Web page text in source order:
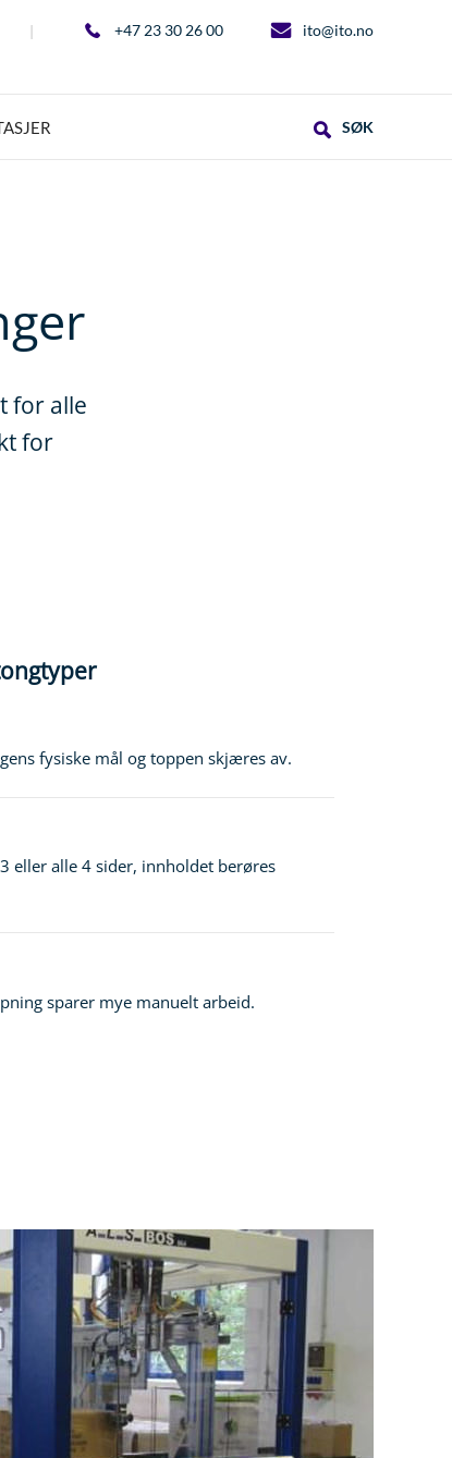
+47 23 30 26 00 ito@ito.no
SØK
for alle
for
fysiske mål og toppen skjæres av.
eller alle 4 sider, innholdet berøres
sparer mye manuelt arbeid.